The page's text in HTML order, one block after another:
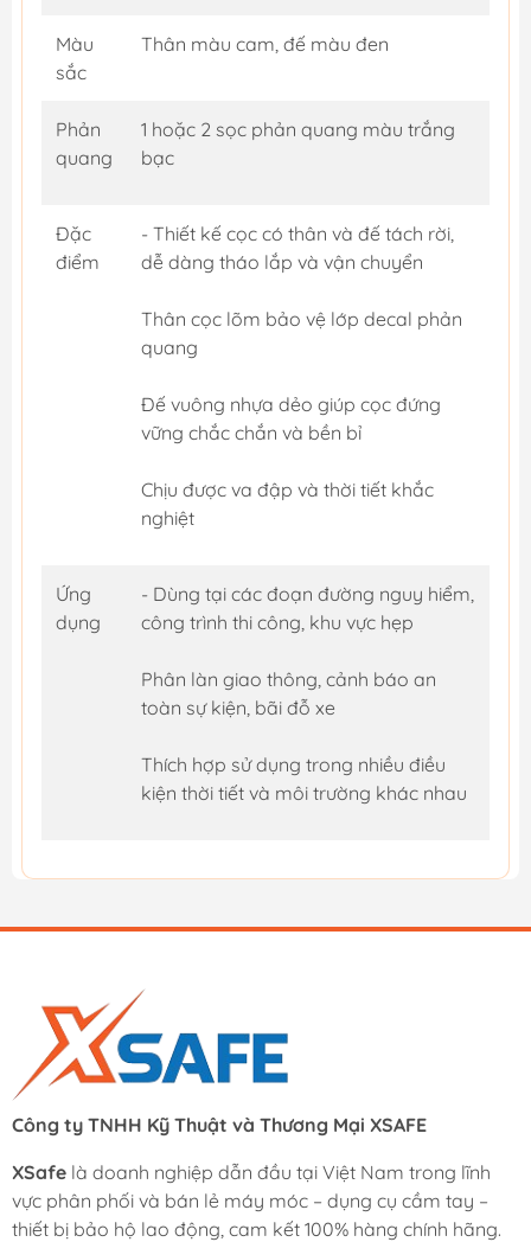
Màu
sắc
Thân màu cam, đế màu đen
Phản
quang
1 hoặc 2 sọc phản quang màu trắng
bạc
Đặc
điểm
- Thiết kế cọc có thân và đế tách rời,
dễ dàng tháo lắp và vận chuyển
Thân cọc lõm bảo vệ lớp decal phản
quang
Đế vuông nhựa dẻo giúp cọc đứng
vững chắc chắn và bền bỉ
Chịu được va đập và thời tiết khắc
nghiệt
Ứng
dụng
- Dùng tại các đoạn đường nguy hiểm,
công trình thi công, khu vực hẹp
Phân làn giao thông, cảnh báo an
toàn sự kiện, bãi đỗ xe
Thích hợp sử dụng trong nhiều điều
kiện thời tiết và môi trường khác nhau
Công ty TNHH Kỹ Thuật và Thương Mại XSAFE
XSafe là doanh nghiệp dẫn đầu tại Việt Nam trong lĩnh
vực phân phối và bán lẻ máy móc – dụng cụ cầm tay –
thiết bị bảo hộ lao động, cam kết 100% hàng chính hãng.